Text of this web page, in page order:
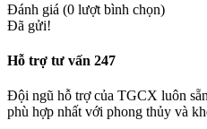
Đánh giá (0 lượt bình chọn)
Đã gửi!
Hỗ trợ tư vấn 247
Đội ngũ hỗ trợ của TGCX luôn
phù hợp nhất với phong thủy và